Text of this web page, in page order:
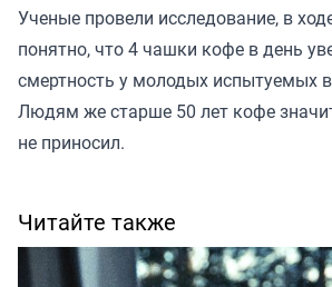
Ученые провели исследование, в
понятно, что 4 чашки кофе в день
смертность у молодых испытуемых
Людям же старше 50 лет кофе
не приносил.
Читайте также